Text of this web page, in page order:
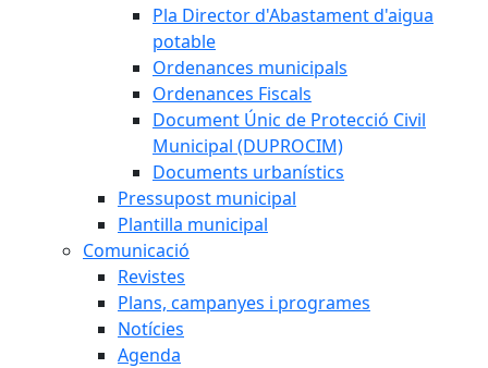
Pla Director d'Abastament d'aigua
potable
Ordenances municipals
Ordenances Fiscals
Document Únic de Protecció Civil
Municipal (DUPROCIM)
Documents urbanístics
Pressupost municipal
Plantilla municipal
Comunicació
Revistes
Plans, campanyes i programes
Notícies
Agenda